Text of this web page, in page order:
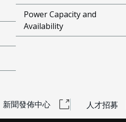
Power Capacity and
Availability
新聞發佈中心 人才招募